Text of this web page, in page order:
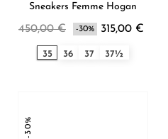
Sneakers Femme Hogan
450,00 € -30% 315,00 €
35 36 37 37½
-30%